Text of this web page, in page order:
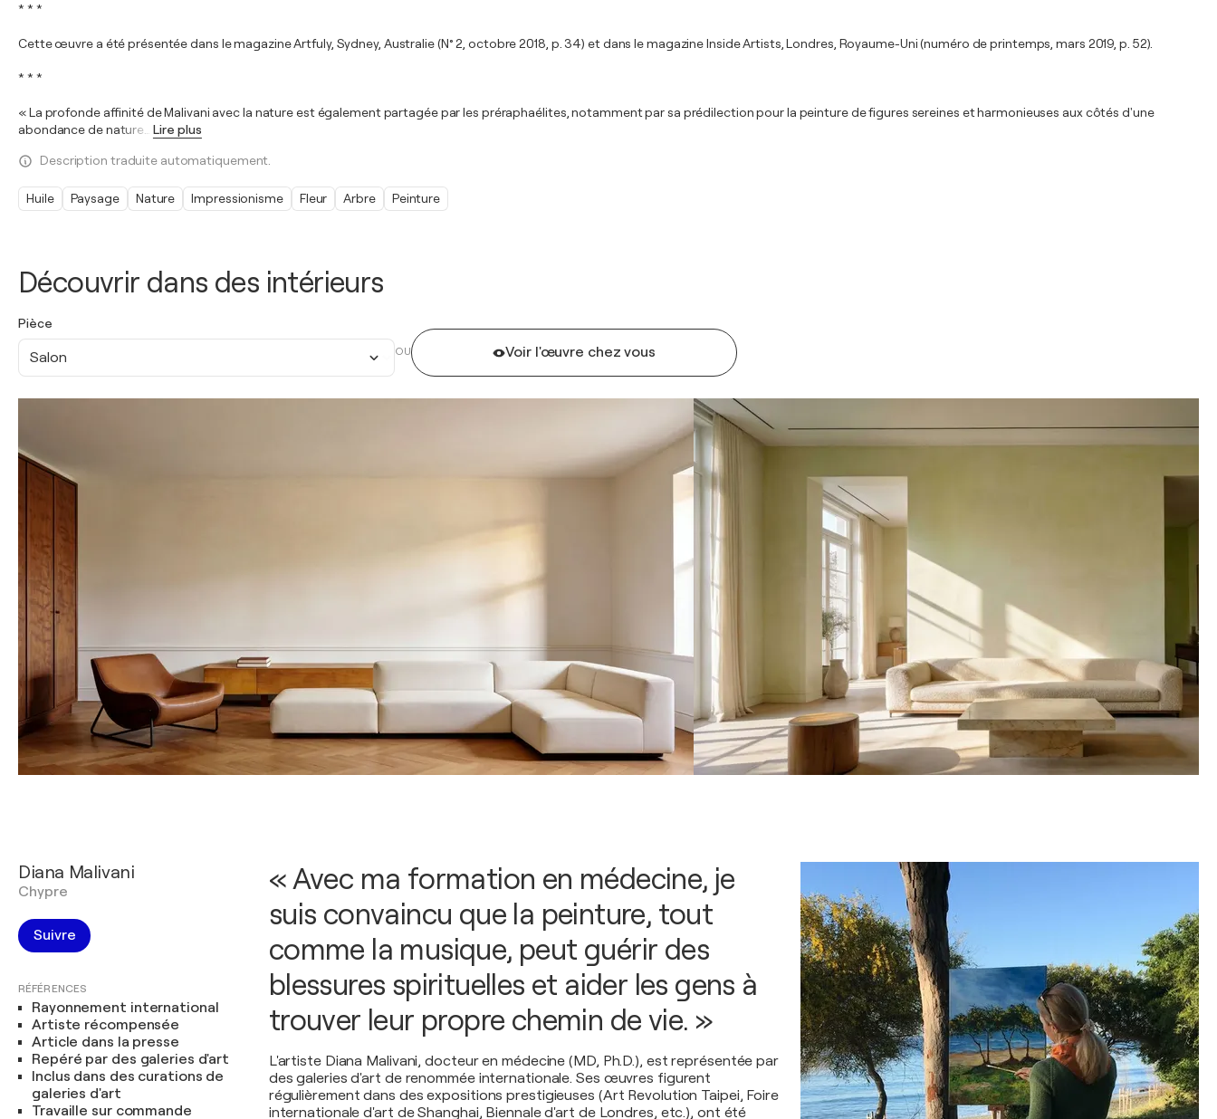
Découvrir dans des intérieurs
Pièce
Salon OU Voir l'œuvre chez vous
* * *
Cette œuvre a été présentée dans le magazine Artfuly, Sydney, Australie (N° 2, octobre 2018, p. 34) et dans le magazine Inside Artists, Londres, Royaume-Uni (numéro de printemps, mars 2019, p. 52).
* * *
« La profonde affinité de Malivani avec la nature est également partagée par les préraphaélites, notamment par sa prédilection pour la peinture de figures sereines et harmonieuses aux côtés d'une
abondance de nature
Lire plus
Description traduite automatiquement.
Huile Paysage Nature Impressionisme Fleur Arbre Peinture
Diana Malivani
Chypre
Suivre
RÉFÉRENCES
Rayonnement international
Artiste récompensée
Article dans la presse
Repéré par des galeries d'art
Inclus dans des curations de
galeries d'art
Travaille sur commande
« Avec ma formation en médecine, je
suis convaincu que la peinture, tout
comme la musique, peut guérir des
blessures spirituelles et aider les gens à
trouver leur propre chemin de vie. »
L'artiste Diana Malivani, docteur en médecine (MD, Ph.D.), est représentée par
des galeries d'art de renommée internationale. Ses œuvres figurent
régulièrement dans des expositions prestigieuses (Art Revolution Taipei, Foire
internationale d'art de Shanghai, Biennale d'art de Londres, etc.), ont été